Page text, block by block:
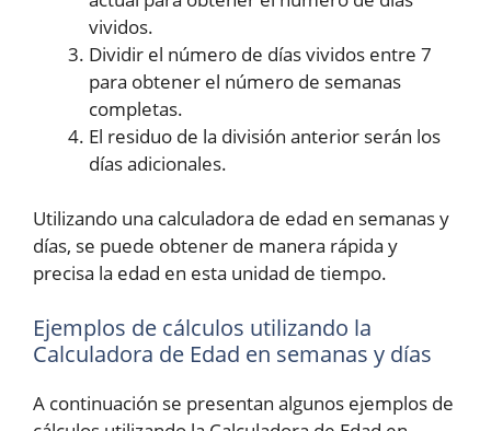
vividos.
Dividir el número de días vividos entre 7
para obtener el número de semanas
completas.
El residuo de la división anterior serán los
días adicionales.
Utilizando una calculadora de edad en semanas y
días, se puede obtener de manera rápida y
precisa la edad en esta unidad de tiempo.
Ejemplos de cálculos utilizando la
Calculadora de Edad en semanas y días
A continuación se presentan algunos ejemplos de